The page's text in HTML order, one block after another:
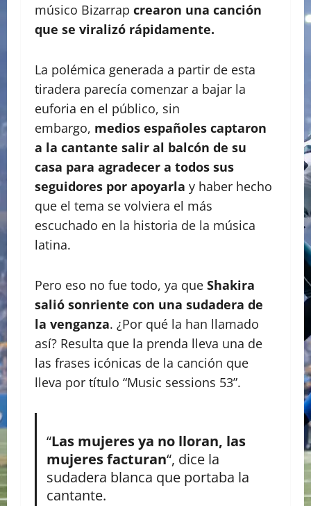
músico Bizarrap crearon una canción
que se viralizó rápidamente.
La polémica generada a partir de esta
tiradera parecía comenzar a bajar la
euforia en el público, sin
embargo, medios españoles captaron
a la cantante salir al balcón de su
casa para agradecer a todos sus
seguidores por apoyarla y haber hecho
que el tema se volviera el más
escuchado en la historia de la música
latina.
Pero eso no fue todo, ya que Shakira
salió sonriente con una sudadera de
la venganza. ¿Por qué la han llamado
así? Resulta que la prenda lleva una de
las frases icónicas de la canción que
lleva por título “Music sessions 53”.
“Las mujeres ya no lloran, las
mujeres facturan“, dice la
sudadera blanca que portaba la
cantante.